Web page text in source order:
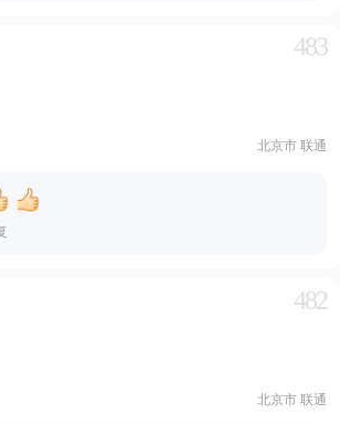
483
北京市 联通
482
北京市 联通